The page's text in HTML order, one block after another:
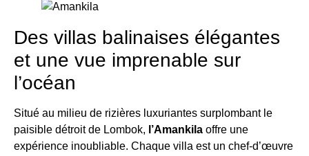
Des villas balinaises élégantes
et une vue imprenable sur
l’océan
Situé au milieu de rizières luxuriantes surplombant le
paisible détroit de Lombok, l’Amankila offre une
expérience inoubliable. Chaque villa est un chef-d’œuvre